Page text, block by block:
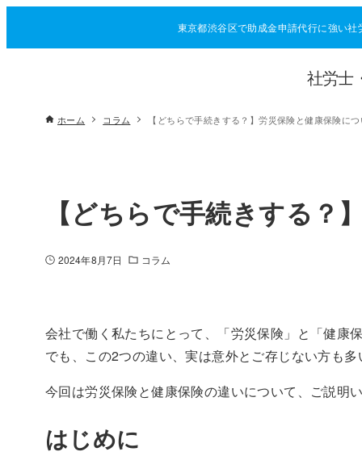
東京都渋谷区で助成金申請代行に強い社
社労士
ホーム コラム 【どちらで手続きする？】労災保険と健康保険につ
【どちらで手続きする？
2024年8月7日 コラム
会社で働く私たちにとって、「労災保険」と「健康
でも、この2つの違い、実は意外とご存じない方も
今回は労災保険と健康保険の違いについて、ご説明い
はじめに